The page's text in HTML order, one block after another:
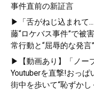
事件直前の新証言
▶「舌がねじ込まれて
藤“ロケバス事件”で被
常行動と“屈辱的な発言”
▶【動画あり】「ノー
Youtuberを直撃!おっ
街中を歩いて“恥ずか